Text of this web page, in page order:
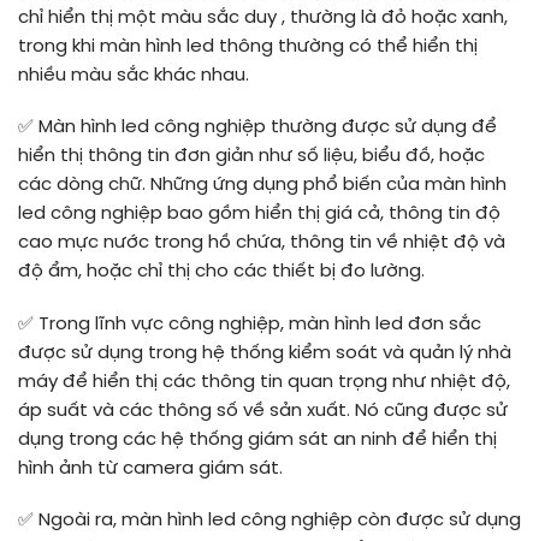
chỉ hiển thị một màu sắc duy , thường là đỏ hoặc xanh,
trong khi màn hình led thông thường có thể hiển thị
nhiều màu sắc khác nhau.
✅ Màn hình led công nghiệp thường được sử dụng để
hiển thị thông tin đơn giản như số liệu, biểu đồ, hoặc
các dòng chữ. Những ứng dụng phổ biến của màn hình
led công nghiệp bao gồm hiển thị giá cả, thông tin độ
cao mực nước trong hồ chứa, thông tin về nhiệt độ và
độ ẩm, hoặc chỉ thị cho các thiết bị đo lường.
✅ Trong lĩnh vực công nghiệp, màn hình led đơn sắc
được sử dụng trong hệ thống kiểm soát và quản lý nhà
máy để hiển thị các thông tin quan trọng như nhiệt độ,
áp suất và các thông số về sản xuất. Nó cũng được sử
dụng trong các hệ thống giám sát an ninh để hiển thị
hình ảnh từ camera giám sát.
✅ Ngoài ra, màn hình led công nghiệp còn được sử dụng